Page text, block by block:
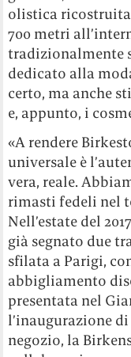
olistica
700 metri
tradizionalmente
dedicato alla
certo, ma anche
e, appunto, i
«A rendere
universale è
vera, reale.
rimasti fedeli nel
Nell’estate del
già segnato due
sfilata a Parigi,
abbigliamento
presentata nel
l’inaugurazione
negozio, la